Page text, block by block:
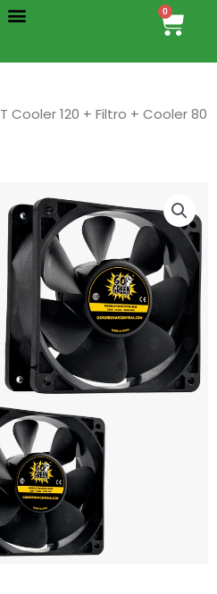
Menu 0
Cart
Cooler 120 + Filtro + Cooler 80